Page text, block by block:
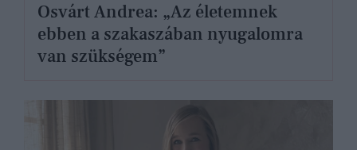
Osvárt Andrea: „Az életemnek
ebben a szakaszában nyugalomra
van szükségem”